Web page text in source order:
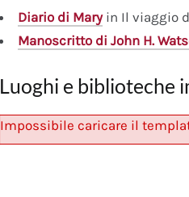
Diario di Maryin Il viaggio
Manoscritto di John H.
Luoghi e biblioteche
Impossibile caricare il